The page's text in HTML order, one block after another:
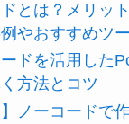
とは？メリッ
やおすすめツ
ードを活用した
方法とコツ
】ノーコードで